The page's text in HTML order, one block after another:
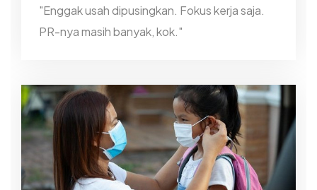
"Enggak usah dipusingkan. Fokus kerja saja.
PR-nya masih banyak, kok."